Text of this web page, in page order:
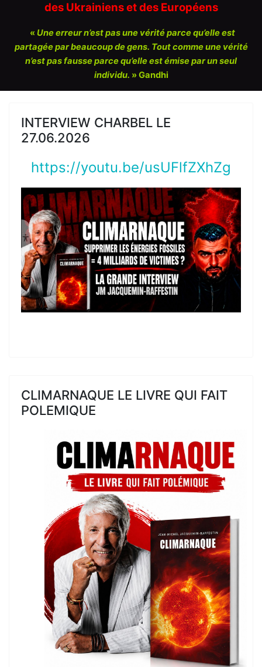
des Ukrainiens et des Européens
« Une erreur n’est pas une vérité parce qu’elle est
partagée par beaucoup de gens. Tout comme une vérité
n’est pas fausse parce qu’elle est émise par un seul
individu. » Gandhi
INTERVIEW CHARBEL LE
27.06.2026
https://youtu.be/usUFlfZXhZg
CLIMARNAQUE LE LIVRE QUI FAIT
POLEMIQUE